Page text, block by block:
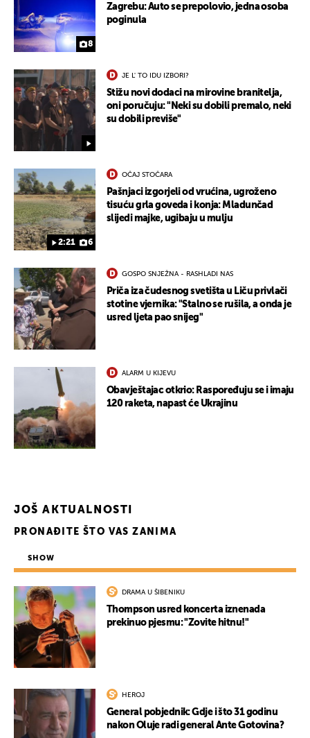
8
Zagrebu: Auto se prepolovio, jedna osoba
poginula
JE L' TO IDU IZBORI?
Stižu novi dodaci na mirovine branitelja,
oni poručuju: "Neki su dobili premalo, neki
su dobili previše"
2:21 6
OČAJ STOČARA
Pašnjaci izgorjeli od vrućina, ugroženo
tisuću grla goveda i konja: Mladunčad
slijedi majke, ugibaju u mulju
GOSPO SNJEŽNA - RASHLADI NAS
Priča iza čudesnog svetišta u Liču privlači
stotine vjernika: "Stalno se rušila, a onda je
usred ljeta pao snijeg"
ALARM U KIJEVU
Obavještajac otkrio: Raspoređuju se i imaju
120 raketa, napast će Ukrajinu
JOŠ AKTUALNOSTI
PRONAĐITE ŠTO VAS ZANIMA
SHOW
DRAMA U ŠIBENIKU
Thompson usred koncerta iznenada
prekinuo pjesmu: "Zovite hitnu!"
HEROJ
General pobjednik: Gdje i što 31 godinu
nakon Oluje radi general Ante Gotovina?